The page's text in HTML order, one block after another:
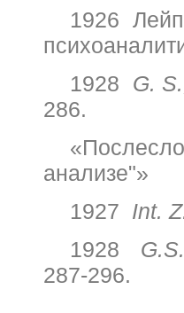
1926
1928 G. S
286.
анализе"»
1927 Int.
1928
287-296.